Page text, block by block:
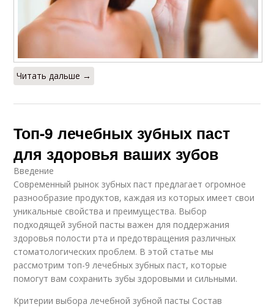
Читать дальше →
Топ-9 лечебных зубных паст
для здоровья ваших зубов
Введение
Современный рынок зубных паст предлагает огромное
разнообразие продуктов, каждая из которых имеет свои
уникальные свойства и преимущества. Выбор
подходящей зубной пасты важен для поддержания
здоровья полости рта и предотвращения различных
стоматологических проблем. В этой статье мы
рассмотрим топ-9 лечебных зубных паст, которые
помогут вам сохранить зубы здоровыми и сильными.
Критерии выбора лечебной зубной пасты Состав